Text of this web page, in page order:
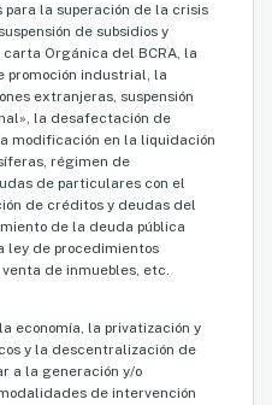
la superación de la crisis
de subsidios y
Orgánica del BCRA, la
promoción industrial, la
extranjeras, suspensión
la desafectación de
modificación en la liquidación
régimen de
de particulares con el
de créditos y deudas del
de la deuda pública
ley de procedimientos
de inmuebles, etc.
economía, la privatización y
y la descentralización de
a la generación y/o
de intervención